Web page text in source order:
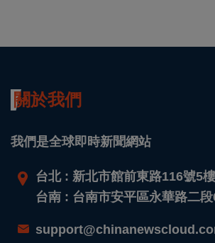
關於我們
我們是全球即時新聞網站
台北 : 新北市館前東路116號5
台南 : 台南市安平區永華路二